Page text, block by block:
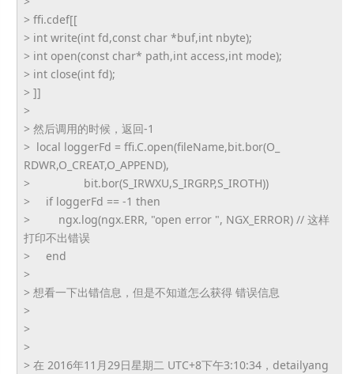
> ffi.cdef[[
> int write(int fd,const char *buf,int nbyte);
> int open(const char* path,int access,int mode);
> int close(int fd);
> ]]
>
> 然后调用的时候，返回-1
> local loggerFd = ffi.C.open(fileName,bit.bor(O_
RDWR,O_CREAT,O_APPEND),
> bit.bor(S_IRWXU,S_IRGRP,S_ IROTH))
> if loggerFd == -1 then
> ngx.log(ngx.ERR, "open error ", NGX_ERROR) // 这样
打印不出错误
> end
>
> 想看一下出错信息，但是不知道怎么获得 错误信息
>
>
>
> 在 2016年11月29日星期二 UTC+8下午3:10:34，detailyang